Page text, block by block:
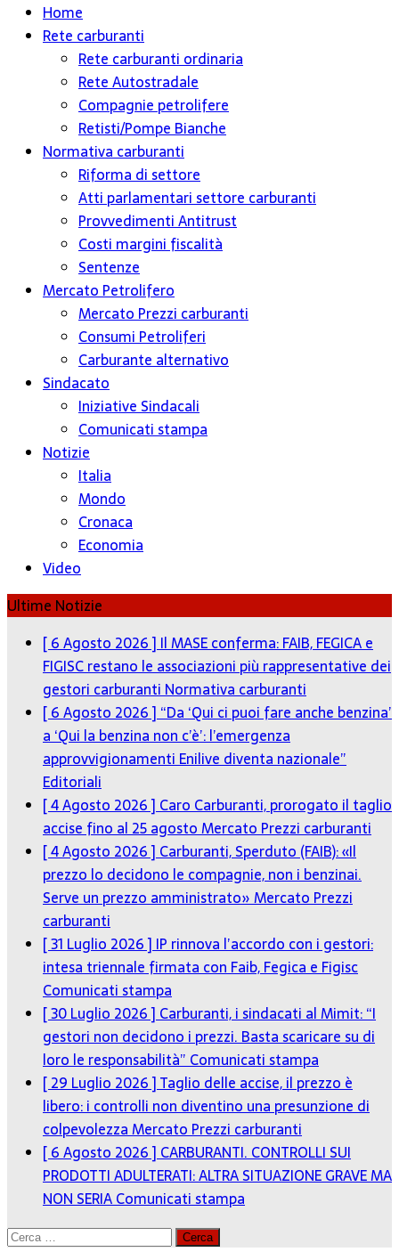
Home
Rete carburanti
Rete carburanti ordinaria
Rete Autostradale
Compagnie petrolifere
Retisti/Pompe Bianche
Normativa carburanti
Riforma di settore
Atti parlamentari settore carburanti
Provvedimenti Antitrust
Costi margini fiscalità
Sentenze
Mercato Petrolifero
Mercato Prezzi carburanti
Consumi Petroliferi
Carburante alternativo
Sindacato
Iniziative Sindacali
Comunicati stampa
Notizie
Italia
Mondo
Cronaca
Economia
Video
Ultime Notizie
[ 6 Agosto 2026 ]Il MASE conferma: FAIB, FEGICA e
FIGISC restano le associazioni più rappresentative dei
gestori carburantiNormativa carburanti
[ 6 Agosto 2026 ]“Da ‘Qui ci puoi fare anche benzina’
a ‘Qui la benzina non c’è’: l’emergenza
approvvigionamenti Enilive diventa nazionale”
Editoriali
[ 4 Agosto 2026 ]Caro Carburanti, prorogato il taglio
accise fino al 25 agostoMercato Prezzi carburanti
[ 4 Agosto 2026 ]Carburanti, Sperduto (FAIB): «Il
prezzo lo decidono le compagnie, non i benzinai.
Serve un prezzo amministrato»Mercato Prezzi
carburanti
[ 31 Luglio 2026 ]IP rinnova l’accordo con i gestori:
intesa triennale firmata con Faib, Fegica e Figisc
Comunicati stampa
[ 30 Luglio 2026 ]Carburanti, i sindacati al Mimit: “I
gestori non decidono i prezzi. Basta scaricare su di
loro le responsabilità”Comunicati stampa
[ 29 Luglio 2026 ]Taglio delle accise, il prezzo è
libero: i controlli non diventino una presunzione di
colpevolezzaMercato Prezzi carburanti
[ 6 Agosto 2026 ]CARBURANTI. CONTROLLI SUI
PRODOTTI ADULTERATI: ALTRA SITUAZIONE GRAVE MA
NON SERIAComunicati stampa
Ricerca